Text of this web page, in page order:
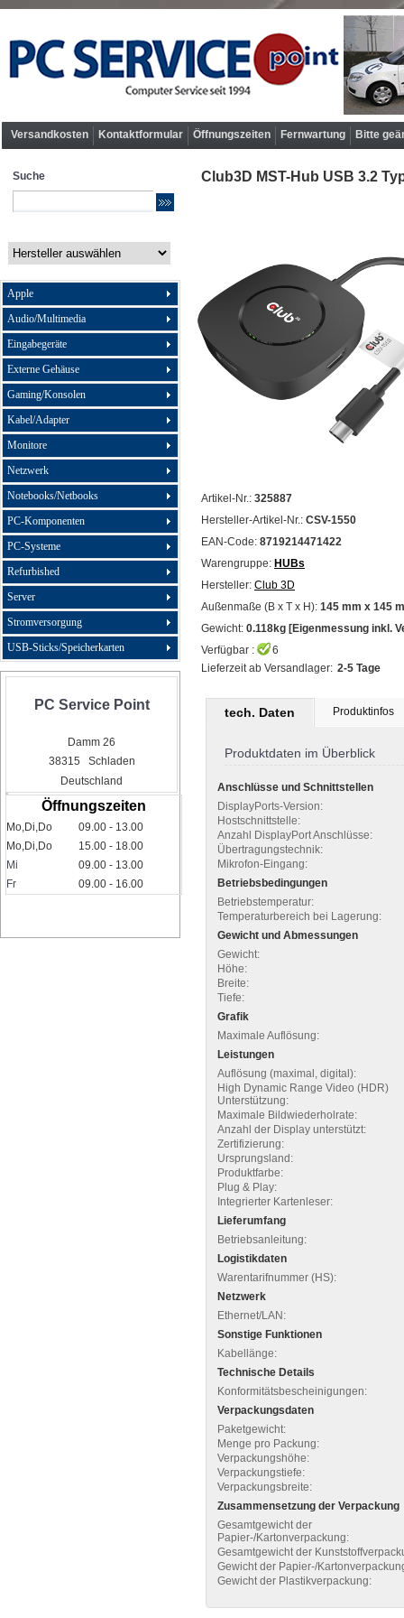
Versandkosten Kontaktformular Öffnungszeiten Fernwartung Bitte
Suche
Apple
Audio/Multimedia
Eingabegeräte
Externe Gehäuse
Gaming/Konsolen
Kabel/Adapter
Monitore
Netzwerk
Notebooks/Netbooks
PC-Komponenten
PC-Systeme
Refurbished
Server
Stromversorgung
USB-Sticks/Speicherkarten
PC Service Point
Damm 26
38315 Schladen
Deutschland
Öffnungszeiten
Mo,Di,Do
09.00 - 13.00
Mo,Di,Do
15.00 - 18.00
Mi
09.00 - 13.00
Fr
09.00 - 16.00
Club3D MST-Hub USB 3.2
Artikel-Nr.: 325887
Hersteller-Artikel-Nr.: CSV-1550
EAN-Code: 8719214471422
Warengruppe: HUBs
Hersteller: Club 3D
Außenmaße (B x T x H): 145 mm x 145
Gewicht: 0.118kg [Eigenmessung inkl.
Verfügbar :
6
Lieferzeit ab Versandlager: 2-5 Tage
tech. Daten Produktinfos
Produktdaten im Überblick
Anschlüsse und Schnittstellen
DisplayPorts-Version:
Hostschnittstelle:
Anzahl DisplayPort Anschlüsse:
Übertragungstechnik:
Mikrofon-Eingang:
Betriebsbedingungen
Betriebstemperatur:
Temperaturbereich bei Lagerung:
Gewicht und Abmessungen
Gewicht:
Höhe:
Breite:
Tiefe:
Grafik
Maximale Auflösung:
Leistungen
Auflösung (maximal, digital):
High Dynamic Range Video (HDR)
Unterstützung:
Maximale Bildwiederholrate:
Anzahl der Display unterstützt:
Zertifizierung:
Ursprungsland:
Produktfarbe:
Plug & Play:
Integrierter Kartenleser:
Lieferumfang
Betriebsanleitung:
Logistikdaten
Warentarifnummer (HS):
Netzwerk
Ethernet/LAN:
Sonstige Funktionen
Kabellänge:
Technische Details
Konformitätsbescheinigungen:
Verpackungsdaten
Paketgewicht:
Menge pro Packung:
Verpackungshöhe:
Verpackungstiefe:
Verpackungsbreite:
Zusammensetzung der Verpackung
Gesamtgewicht der
Papier-/Kartonverpackung:
Gesamtgewicht der
Gewicht der Papier-/
Gewicht der Plastikverpackung: